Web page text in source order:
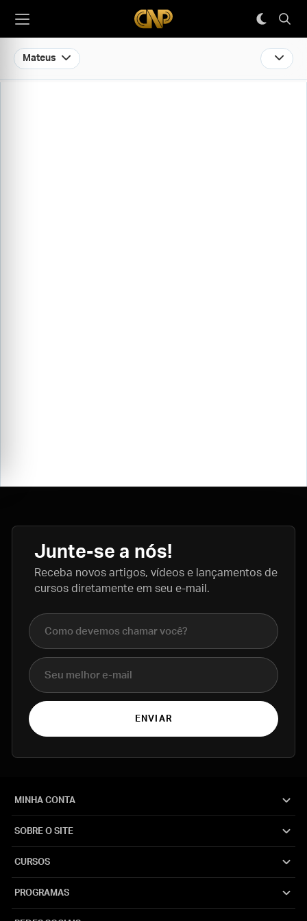
Mateus
Junte-se a nós!
Receba novos artigos, vídeos e lançamentos de
cursos diretamente em seu e-mail.
Nome completo
E-mail
ENVIAR
MINHA CONTA
SOBRE O SITE
CURSOS
PROGRAMAS